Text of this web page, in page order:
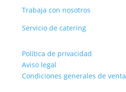
Trabaja con nosotros
Servicio de catering
Política de privacidad
Aviso legal
Condiciones generales de venta